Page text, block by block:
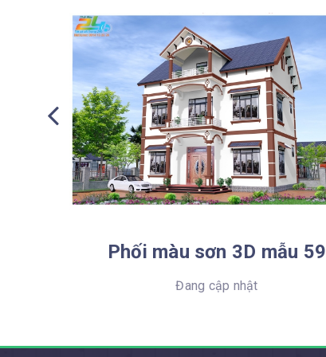
Phối màu sơn 3D mẫu 59
Đang cập nhật